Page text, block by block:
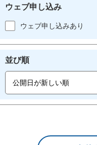
ウェブ申し込み
ウェブ申し込みあり
並び順